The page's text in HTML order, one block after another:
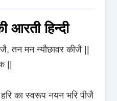
आरती हिन्दी
तन मन न्यौछावर कीजै ||
||
का स्वरूप नयन भरि पीजै